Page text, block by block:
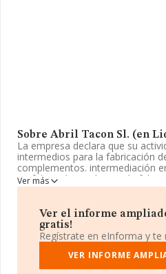
Sobre Abril Tacon Sl. (en
La empresa declara que su
intermedios para la fabricación
complementos. intermediación
prefabricados, así como la
La sociedad está inscrita en el
en mercados exteriores.
Los empleados se han
de INFORMA, el número de
La empresaAbril Tacon S.L.
Ver más
Ver el informe
gratis!
Regístrate en eInforma y
VER INFORME